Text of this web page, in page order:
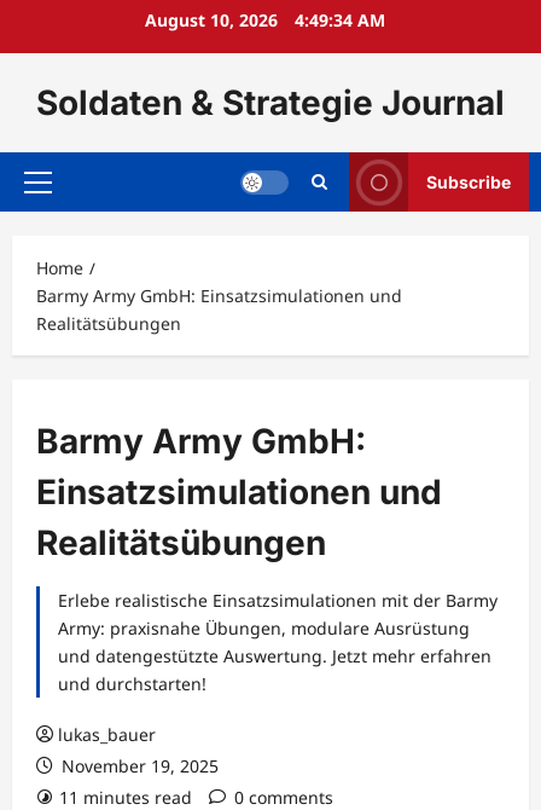
August 10, 2026 4:49:36 AM
Soldaten & Strategie Journal
Primary
Subscribe
Home
Barmy Army GmbH: Einsatzsimulationen und
Realitätsübungen
Barmy Army GmbH:
Einsatzsimulationen und
Realitätsübungen
Erlebe realistische Einsatzsimulationen mit der Barmy
Army: praxisnahe Übungen, modulare Ausrüstung
und datengestützte Auswertung. Jetzt mehr erfahren
und durchstarten!
lukas_bauer
November 19, 2025
11 minutes read
0 comments